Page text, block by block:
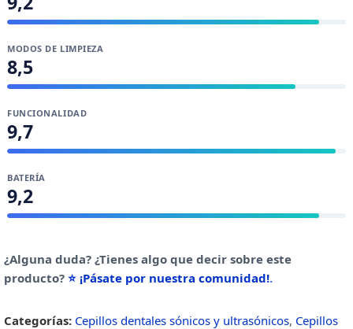
MODOS DE LIMPIEZA
8,5
FUNCIONALIDAD
9,7
BATERÍA
9,2
¿Alguna duda? ¿Tienes algo que decir sobre este
producto? ⭐ ¡Pásate por nuestra comunidad!.
Categorías: Cepillos dentales sónicos y ultrasónicos, Cepillos